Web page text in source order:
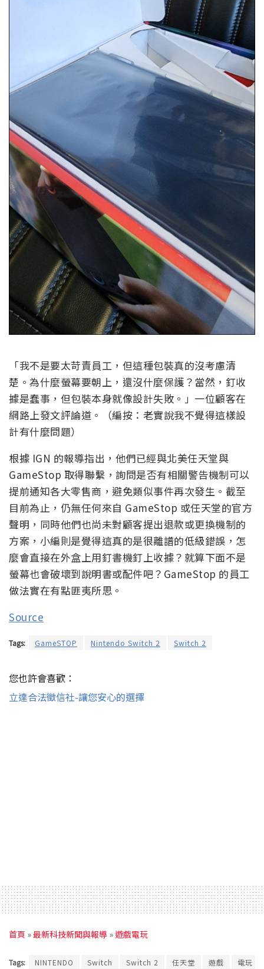
「我不是要太苛責員工，但這種包裝真的沒考慮清
楚。為什麼螢幕要朝上，還沒什麼保護？當然，釘收
據是蠢事，但包裝本身就像設計失敗。」一位顧客在
網路上發文評論道。（編按：老實說我不覺得這樣設
計有什麼問題）
根據 IGN 的報導指出，他們已經與北美任天堂與
GameStop 取得聯繫，詢問是否有相關警告機制可以
提前通知各大零售商，避免類似事件再次發生。截至
目前為止，仍無任何來自 GameStop 或任天堂的官方
聲明，同時他們也尚未對顧客提出退款或更換機制的
方案，小編則是覺得這真的是很離譜的低級錯誤，怎
麼會直接在外盒上用釘書機釘上收據？就算下面不是
螢幕也會破壞到說明書或配件吧？GameStop 的員工
做法實在有點匪夷所思。
Source
Tags: GameSTOP Nintendo Switch 2 Switch 2
您也許會喜歡：
立達合法徵信社-讓您安心的選擇
首頁 »最新科技新聞與報導 »遊戲電玩
Tags: NINTENDO Switch Switch 2 任天堂 遊戲 電玩